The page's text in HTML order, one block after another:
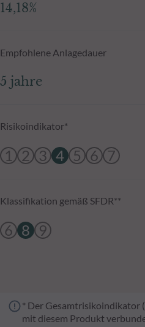
14,18%
Empfohlene Anlagedauer
5 jahre
Risikoindikator*
1 2 3 4 5 6 7
Klassifikation gemäß SFDR**
6 8 9
* Der Gesamtrisikoindikator
mit diesem Produkt